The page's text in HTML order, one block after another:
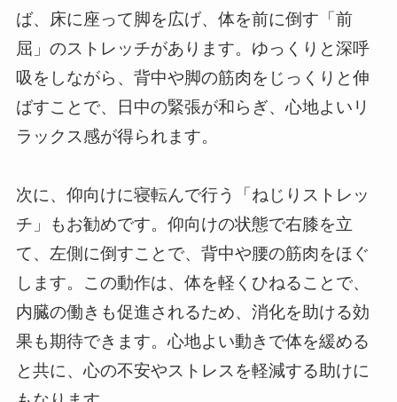
ば、床に座って脚を広げ、体を前に倒す「前
屈」のストレッチがあります。ゆっくりと深呼
吸をしながら、背中や脚の筋肉をじっくりと伸
ばすことで、日中の緊張が和らぎ、心地よいリ
ラックス感が得られます。
次に、仰向けに寝転んで行う「ねじりストレッ
チ」もお勧めです。仰向けの状態で右膝を立
て、左側に倒すことで、背中や腰の筋肉をほぐ
します。この動作は、体を軽くひねることで、
内臓の働きも促進されるため、消化を助ける効
果も期待できます。心地よい動きで体を緩める
と共に、心の不安やストレスを軽減する助けに